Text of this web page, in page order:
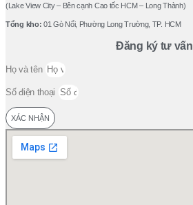
(Lake View City – Bên cạnh Cao tốc HCM – Long Thành)
Tổng kho: 01 Gò Nổi, Phường Long Trường, TP. HCM
Đăng ký tư vấn
Họ và tên
Số điện thoại
XÁC NHẬN